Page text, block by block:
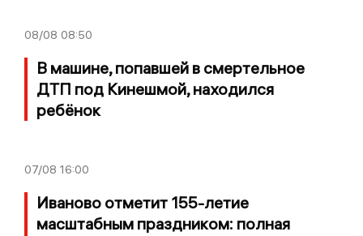
08/08 08:50
В машине, попавшей в смертельное
ДТП под Кинешмой, находился
ребёнок
07/08 16:00
Иваново отметит 155-летие
масштабным праздником: полная